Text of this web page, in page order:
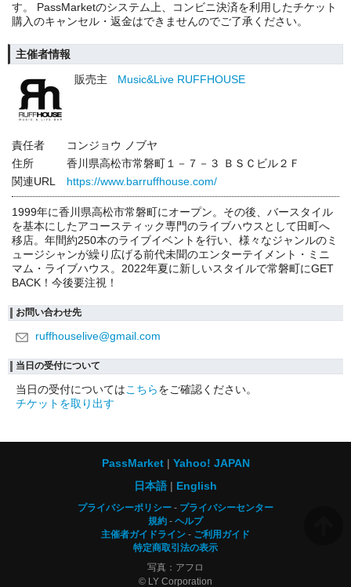
す。 PassMarketのシステム上、コンビニ決済を利用したチケット
購入のキャンセル・返金はできませんのでご了承ください。
主催者情報
販売主
Music&Live RUFFHOUSE
責任者
コンジョウ ノブヤ
住所
香川県高松市常磐町１－７－３ ＢＳＣビル２Ｆ
関連URL
https://www.barruffhouse.com/
1999年に香川県高松市常磐町にオープン。その後、バースタイル
を基本にしたアコースティック専門のライブハウスとして田町へ
移店。年間約250本のライブイベントを行い、様々なジャンルのミ
ュージシャンが繰り広げる前代未聞のエンターテイメント・ミニ
マム・ライブハウス。2022年夏に新しいスタイルで常磐町にGET
BACK！今後要注視！
お問い合わせ先
ruffhouselive@gmail.com
当日の受付について
当日の受付についてはこちらをご確認ください。
チケットを取り出す
PassMarket
Yahoo! JAPAN
日本語
English
プライバシーポリシー
プライバシーセンター
規約
ヘルプ
主催者ガイドライン
ご利用ガイド
特定商取引法の表示
写真：アフロ
© LY Corporation